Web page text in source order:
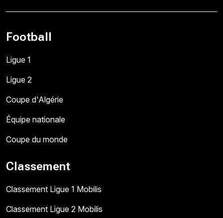
Football
Ligue 1
Ligue 2
Coupe d'Algérie
Équipe nationale
Coupe du monde
Classement
Classement Ligue 1 Mobilis
Classement Ligue 2 Mobilis